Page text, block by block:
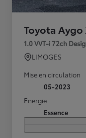
Toyota Aygo
1.0 VVT-i 72ch
LIMOGES
Mise en circulation
05-2023
Energie
Essence